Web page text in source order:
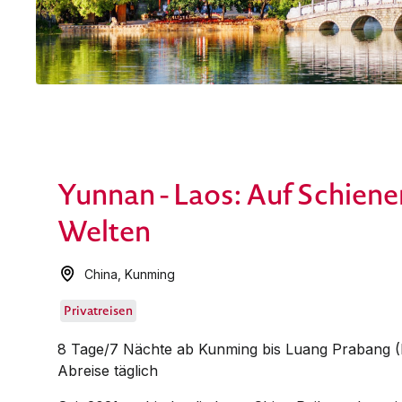
Yunnan - Laos: Auf
Welten
China ,Kunming
Privatreisen
8 Tage/7 Nächte ab Kunming bis Luang Prabang
Abreise täglich